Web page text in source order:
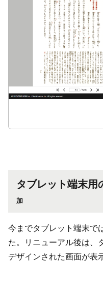
タブレット端末
加
今までタブレット端末で
た。リニューアル後は、
デザインされた画面が表